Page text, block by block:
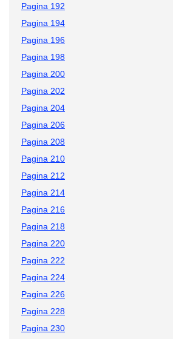
Pagina 192
Pagina 194
Pagina 196
Pagina 198
Pagina 200
Pagina 202
Pagina 204
Pagina 206
Pagina 208
Pagina 210
Pagina 212
Pagina 214
Pagina 216
Pagina 218
Pagina 220
Pagina 222
Pagina 224
Pagina 226
Pagina 228
Pagina 230